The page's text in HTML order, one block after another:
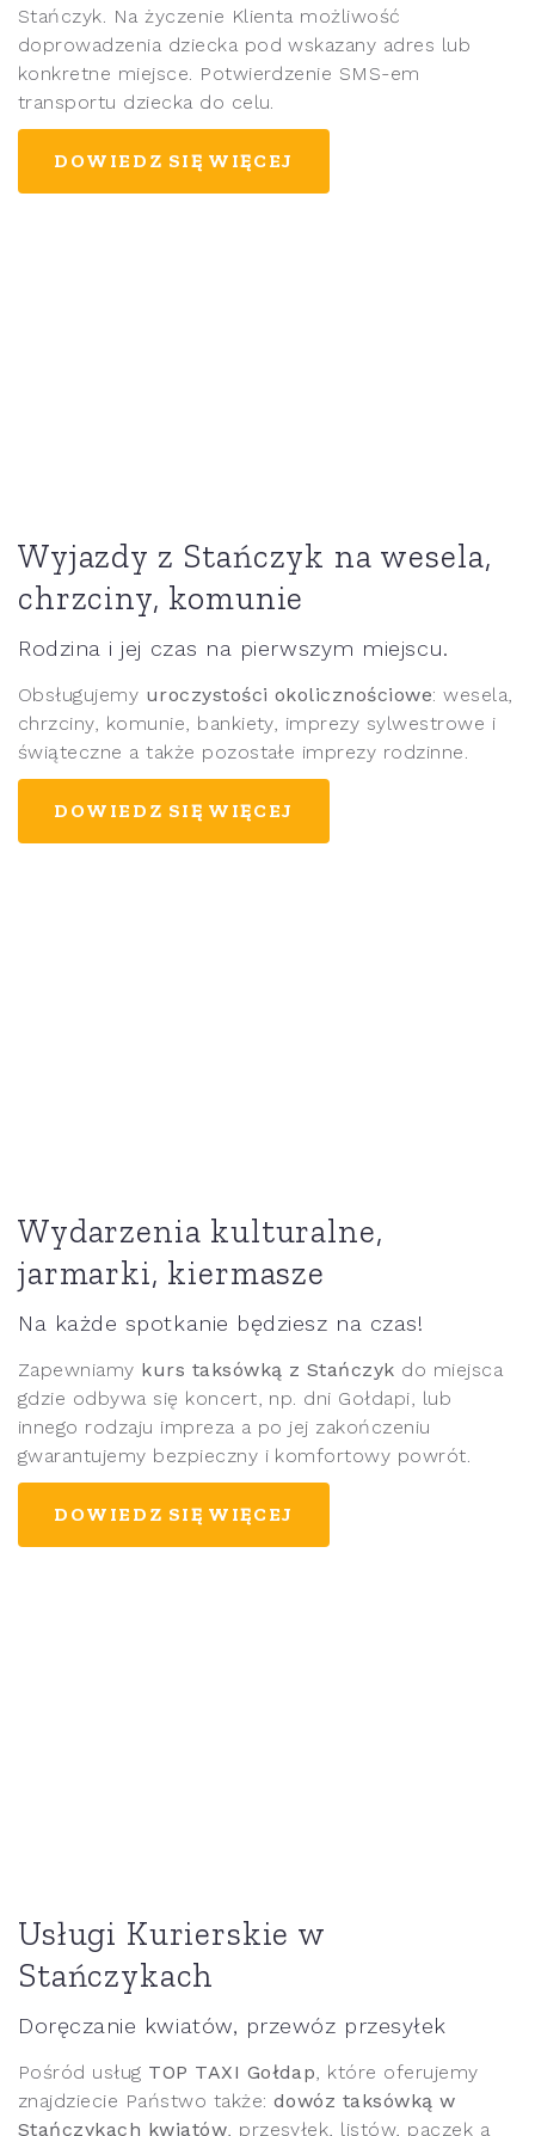
Stańczyk. Na życzenie Klienta możliwość
doprowadzenia dziecka pod wskazany adres lub
konkretne miejsce. Potwierdzenie SMS-em
transportu dziecka do celu.
DOWIEDZ SIĘ WIĘCEJ
Wyjazdy z Stańczyk na wesela,
chrzciny, komunie
Rodzina i jej czas na pierwszym miejscu.
Obsługujemy uroczystości okolicznościowe: wesela,
chrzciny, komunie, bankiety, imprezy sylwestrowe i
świąteczne a także pozostałe imprezy rodzinne.
DOWIEDZ SIĘ WIĘCEJ
Wydarzenia kulturalne,
jarmarki, kiermasze
Na każde spotkanie będziesz na czas!
Zapewniamy kurs taksówką z Stańczyk do miejsca
gdzie odbywa się koncert, np. dni Gołdapi, lub
innego rodzaju impreza a po jej zakończeniu
gwarantujemy bezpieczny i komfortowy powrót.
DOWIEDZ SIĘ WIĘCEJ
Usługi Kurierskie w
Stańczykach
Doręczanie kwiatów, przewóz przesyłek
Pośród usług TOP TAXI Gołdap, które oferujemy
znajdziecie Państwo także: dowóz taksówką w
Stańczykach kwiatów, przesyłek, listów, paczek a